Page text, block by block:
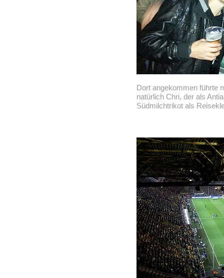
Dort angekommen führte
natürlich Chri, der als
Südmilchtrikot als